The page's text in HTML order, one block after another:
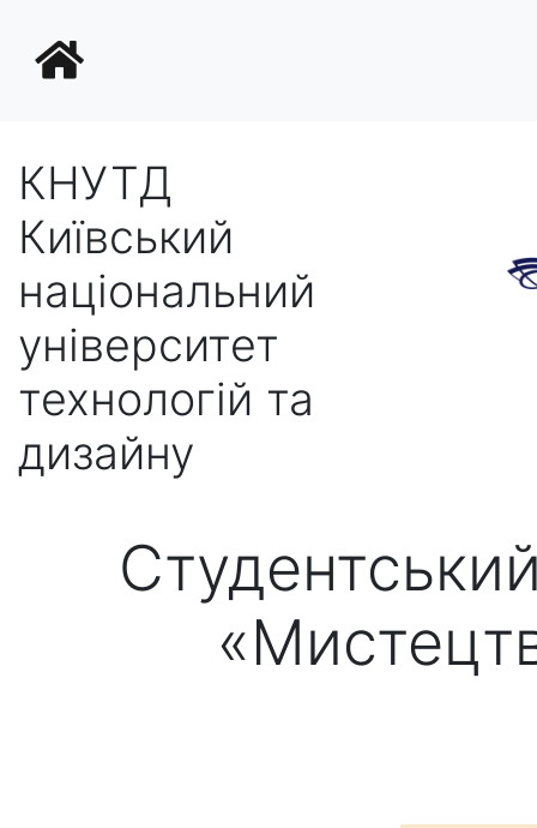
КНУТД
Київський
національний
університет
технологій та
дизайну